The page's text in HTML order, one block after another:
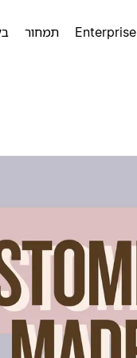
Enterprise תמחור